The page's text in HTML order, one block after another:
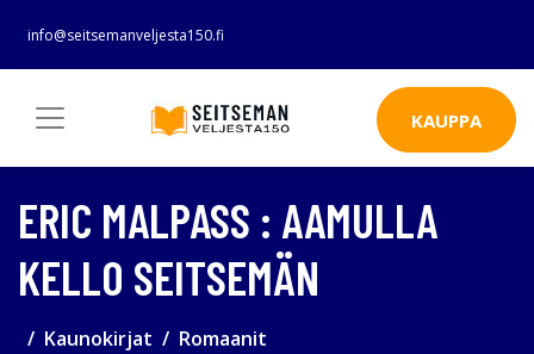
info@seitsemanveljesta150.fi
KAUPPA
ERIC MALPASS : AAMULLA
KELLO SEITSEMÄN
Kaunokirjat Romaanit